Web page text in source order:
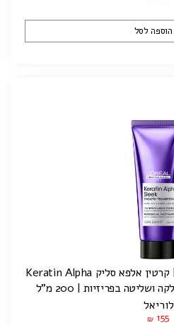
הוספה לסל
LOREAL SERIE EXPERT | קרטין אלפא סליק Keratin Alpha
לוריאל
₪ 155